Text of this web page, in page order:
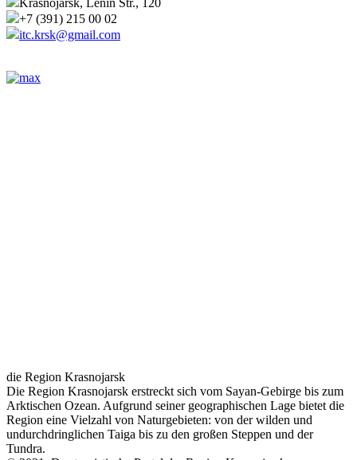
+7 (391) 215 00 02
itc.krsk@gmail.com
die Region Krasnojarsk
Die Region Krasnojarsk erstreckt sich vom Sayan-Gebirge bis zum
Arktischen Ozean. Aufgrund seiner geographischen Lage bietet die
Region eine Vielzahl von Naturgebieten: von der wilden und
undurchdringlichen Taiga bis zu den großen Steppen und der
Tundra.